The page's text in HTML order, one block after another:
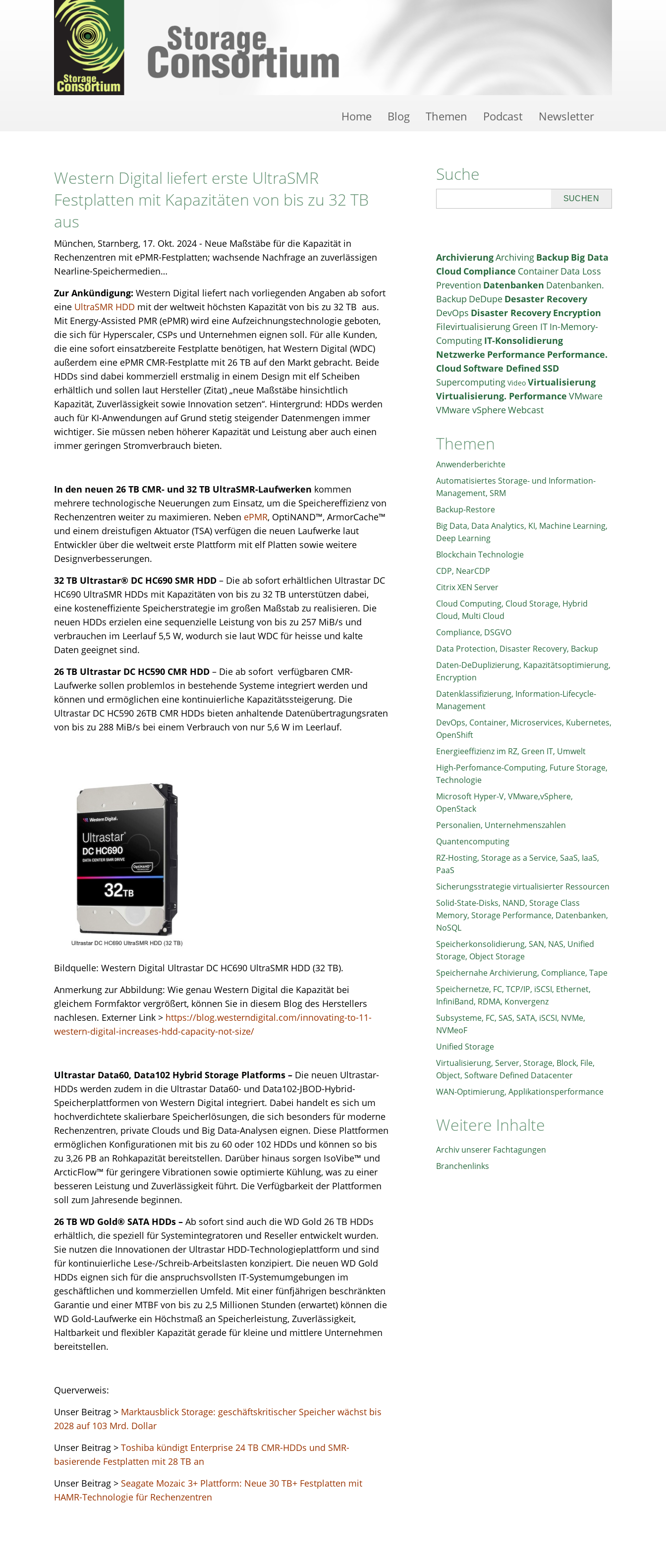
Home Blog Themen Podcast Newsletter
Western Digital liefert erste UltraSMR
Festplatten mit Kapazitäten von bis zu 32 TB
aus
München, Starnberg, 17. Okt. 2024 - Neue Maßstäbe für die Kapazität in
Rechenzentren mit ePMR-Festplatten; wachsende Nachfrage an zuverlässigen
Nearline-Speichermedien…
Zur Ankündigung: Western Digital liefert nach vorliegenden Angaben ab sofort
eine UltraSMR HDD mit der weltweit höchsten Kapazität von bis zu 32 TB aus.
Mit Energy-Assisted PMR (ePMR) wird eine Aufzeichnungstechnologie geboten,
die sich für Hyperscaler, CSPs und Unternehmen eignen soll. Für alle Kunden,
die eine sofort einsatzbereite Festplatte benötigen, hat Western Digital (WDC)
außerdem eine ePMR CMR-Festplatte mit 26 TB auf den Markt gebracht. Beide
HDDs sind dabei kommerziell erstmalig in einem Design mit elf Scheiben
erhältlich und sollen laut Hersteller (Zitat) „neue Maßstäbe hinsichtlich
Kapazität, Zuverlässigkeit sowie Innovation setzen“. Hintergrund: HDDs werden
auch für KI-Anwendungen auf Grund stetig steigender Datenmengen immer
wichtiger. Sie müssen neben höherer Kapazität und Leistung aber auch einen
immer geringen Stromverbrauch bieten.
In den neuen 26 TB CMR- und 32 TB UltraSMR-Laufwerken kommen
mehrere technologische Neuerungen zum Einsatz, um die Speichereffizienz von
Rechenzentren weiter zu maximieren. Neben ePMR, OptiNAND™, ArmorCache™
und einem dreistufigen Aktuator (TSA) verfügen die neuen Laufwerke laut
Entwickler über die weltweit erste Plattform mit elf Platten sowie weitere
Designverbesserungen.
32 TB Ultrastar® DC HC690 SMR HDD – Die ab sofort erhältlichen Ultrastar DC
HC690 UltraSMR HDDs mit Kapazitäten von bis zu 32 TB unterstützen dabei,
eine kosteneffiziente Speicherstrategie im großen Maßstab zu realisieren. Die
neuen HDDs erzielen eine sequenzielle Leistung von bis zu 257 MiB/s und
verbrauchen im Leerlauf 5,5 W, wodurch sie laut WDC für heisse und kalte
Daten geeignet sind.
26 TB Ultrastar DC HC590 CMR HDD – Die ab sofort verfügbaren CMR-
Laufwerke sollen problemlos in bestehende Systeme integriert werden und
können und ermöglichen eine kontinuierliche Kapazitätssteigerung. Die
Ultrastar DC HC590 26TB CMR HDDs bieten anhaltende Datenübertragungsraten
von bis zu 288 MiB/s bei einem Verbrauch von nur 5,6 W im Leerlauf.
Bildquelle: Western Digital Ultrastar DC HC690 UltraSMR HDD (32 TB).
Anmerkung zur Abbildung: Wie genau Western Digital die Kapazität bei
gleichem Formfaktor vergrößert, können Sie in diesem Blog des Herstellers
nachlesen. Externer Link > https://blog.westerndigital.com/innovating-to-11-
western-digital-increases-hdd-capacity-not-size/
Ultrastar Data60, Data102 Hybrid Storage Platforms – Die neuen Ultrastar-
HDDs werden zudem in die Ultrastar Data60- und Data102-JBOD-Hybrid-
Speicherplattformen von Western Digital integriert. Dabei handelt es sich um
hochverdichtete skalierbare Speicherlösungen, die sich besonders für moderne
Rechenzentren, private Clouds und Big Data-Analysen eignen. Diese Plattformen
ermöglichen Konfigurationen mit bis zu 60 oder 102 HDDs und können so bis
zu 3,26 PB an Rohkapazität bereitstellen. Darüber hinaus sorgen IsoVibe™ und
ArcticFlow™ für geringere Vibrationen sowie optimierte Kühlung, was zu einer
besseren Leistung und Zuverlässigkeit führt. Die Verfügbarkeit der Plattformen
soll zum Jahresende beginnen.
26 TB WD Gold® SATA HDDs – Ab sofort sind auch die WD Gold 26 TB HDDs
erhältlich, die speziell für Systemintegratoren und Reseller entwickelt wurden.
Sie nutzen die Innovationen der Ultrastar HDD-Technologieplattform und sind
für kontinuierliche Lese-/Schreib-Arbeitslasten konzipiert. Die neuen WD Gold
HDDs eignen sich für die anspruchsvollsten IT-Systemumgebungen im
geschäftlichen und kommerziellen Umfeld. Mit einer fünfjährigen beschränkten
Garantie und einer MTBF von bis zu 2,5 Millionen Stunden (erwartet) können die
WD Gold-Laufwerke ein Höchstmaß an Speicherleistung, Zuverlässigkeit,
Haltbarkeit und flexibler Kapazität gerade für kleine und mittlere Unternehmen
bereitstellen.
Querverweis:
Unser Beitrag > Marktausblick Storage: geschäftskritischer Speicher wächst bis
2028 auf 103 Mrd. Dollar
Unser Beitrag > Toshiba kündigt Enterprise 24 TB CMR-HDDs und SMR-
basierende Festplatten mit 28 TB an
Unser Beitrag > Seagate Mozaic 3+ Plattform: Neue 30 TB+ Festplatten mit
HAMR-Technologie für Rechenzentren
Suche
ArchivierungArchiving Backup Big Data
Cloud Compliance Container Data Loss
Prevention Datenbanken Datenbanken.
Backup DeDupe Desaster Recovery
DevOps Disaster Recovery Encryption
Filevirtualisierung Green IT In-Memory-
Computing IT-Konsolidierung
Netzwerke Performance Performance.
Cloud Software Defined SSD
Supercomputing Video Virtualisierung
Virtualisierung. Performance VMware
VMware vSphereWebcast
Themen
Anwenderberichte
Automatisiertes Storage- und Information-
Management, SRM
Backup-Restore
Big Data, Data Analytics, KI, Machine Learning,
Deep Learning
Blockchain Technologie
CDP, NearCDP
Citrix XEN Server
Cloud Computing, Cloud Storage, Hybrid
Cloud, Multi Cloud
Compliance, DSGVO
Data Protection, Disaster Recovery, Backup
Daten-DeDuplizierung, Kapazitätsoptimierung,
Encryption
Datenklassifizierung, Information-Lifecycle-
Management
DevOps, Container, Microservices, Kubernetes,
OpenShift
Energieeffizienz im RZ, Green IT, Umwelt
High-Perfomance-Computing, Future Storage,
Technologie
Microsoft Hyper-V, VMware,vSphere,
OpenStack
Personalien, Unternehmenszahlen
Quantencomputing
RZ-Hosting, Storage as a Service, SaaS, IaaS,
PaaS
Sicherungsstrategie virtualisierter Ressourcen
Solid-State-Disks, NAND, Storage Class
Memory, Storage Performance, Datenbanken,
NoSQL
Speicherkonsolidierung, SAN, NAS, Unified
Storage, Object Storage
Speichernahe Archivierung, Compliance, Tape
Speichernetze, FC, TCP/IP, iSCSI, Ethernet,
InfiniBand, RDMA, Konvergenz
Subsysteme, FC, SAS, SATA, iSCSI, NVMe,
NVMeoF
Unified Storage
Virtualisierung, Server, Storage, Block, File,
Object, Software Defined Datacenter
WAN-Optimierung, Applikationsperformance
Weitere Inhalte
Archiv unserer Fachtagungen
Branchenlinks